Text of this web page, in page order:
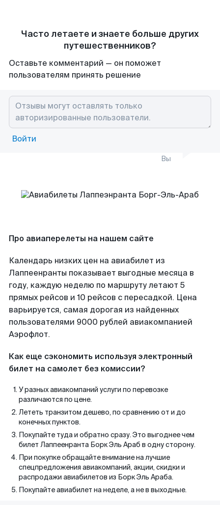
Часто летаете и знаете больше других
путешественников?
Оставьте комментарий — он поможет
пользователям принять решение
Войти
Вы
Про авиаперелеты на нашем сайте
Календарь низких цен на авиабилет из
Лаппеенранты показывает выгодные месяца в
году, каждую неделю по маршруту летают 5
прямых рейсов и 10 рейсов с пересадкой. Цена
варьируется, самая дорогая из найденных
пользователями 9000 рублей авиакомпанией
Аэрофлот.
Как еще сэкономить используя электронный
билет на самолет без комиссии?
У разных авиакомпаний услуги по перевозке
различаются по цене.
Лететь транзитом дешево, по сравнению от и до
конечных пунктов.
Покупайте туда и обратно сразу. Это выгоднее чем
билет Лаппеенранта Борк Эль Араб в одну сторону.
При покупке обращайте внимание на лучшие
спецпредложения авиакомпаний, акции, скидки и
распродажи авиабилетов из Борк Эль Араба.
Покупайте авиабилет на неделе, а не в выходные.